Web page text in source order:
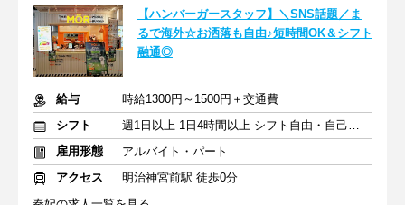
【ハンバーガースタッフ】＼SNS話題／ま
るで海外☆お洒落も自由♪短時間OK＆シフト
融通◎
給与
時給1300円～1500円＋交通費
シフト
週1日以上 1日4時間以上 シフト自由・自己申告
雇用形態
アルバイト・パート
アクセス
明治神宮前駅 徒歩0分